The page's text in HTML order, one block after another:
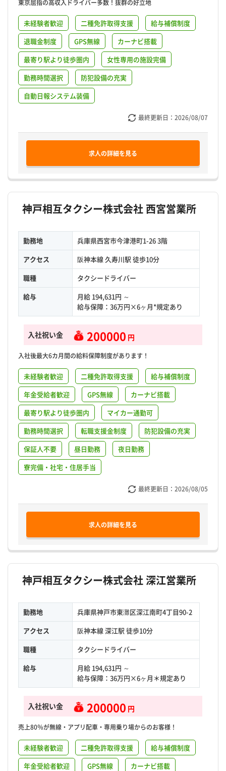
東京屈指の高収入ドライバー多数！抜群の好立地
未経験者歓迎 二種免許取得支援
給与補償制度
退職金制度
GPS無線
カーナビ搭載
最寄り駅より徒歩圏内
女性専用の施設完備
勤務時間選択
防犯設備の充実
自動日報システム装備
最終更新日： 2026/08/07
求人の詳細を見る
神戸相互タクシー株式会社 西宮営業所
勤務地
兵庫県西宮市今津港町1-26 3階
アクセス
阪神本線 久寿川駅 徒歩10分
職種
タクシードライバー
給与
月給 194,631円 ～
給与保障：36万円×6ヶ月*規定あり
入社祝い金 200000 円
入社後最大6カ月間の給料保障制度があります！
未経験者歓迎 二種免許取得支援
給与補償制度
年金受給者歓迎
GPS無線
カーナビ搭載
最寄り駅より徒歩圏内
マイカー通勤可
勤務時間選択
転職支援金制度
防犯設備の充実
保証人不要
昼日勤務
夜日勤務
寮完備・社宅・住居手当
最終更新日： 2026/08/05
求人の詳細を見る
神戸相互タクシー株式会社 深江営業所
勤務地
兵庫県神戸市東灘区深江南町4丁目90-2
アクセス
阪神本線 深江駅 徒歩10分
職種
タクシードライバー
給与
月給 194,631円 ～
給与保障：36万円×6ヶ月＊規定あり
入社祝い金 200000 円
売上80％が無線・アプリ配車・専用乗り場からのお客様！
未経験者歓迎 二種免許取得支援
給与補償制度
年金受給者歓迎
GPS無線
カーナビ搭載